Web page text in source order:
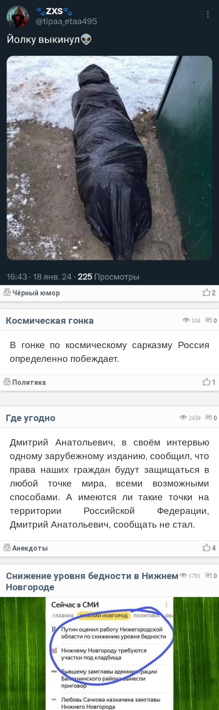
2
Чёрный юмор
104 0
Космическая гонка
В гонке по космическому сарказму Россия
определенно побеждает.
1
Политика
2459 0
Где угодно
Дмитрий Анатольевич, в своём интервью
одному зарубежному изданию, сообщил, что
права наших граждан будут защищаться в
любой точке мира, всеми возможными
способами. А имеются ли такие точки на
территории Российской Федерации,
Дмитрий Анатольевич, сообщать не стал.
4
Анекдоты
1781 0
Снижение уровня бедности в Нижнем
Новгороде